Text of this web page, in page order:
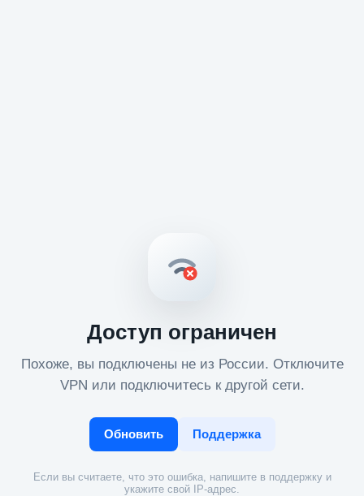
Доступ ограничен
Похоже, вы подключены не из России. Отключите
VPN или подключитесь к другой сети.
Обновить Поддержка
Если вы считаете, что это ошибка, напишите в поддержку и
укажите свой IP-адрес.